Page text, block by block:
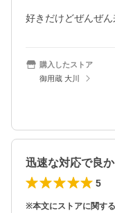
好きだけどぜんぜん
購入したストア
御用蔵 大川
5
※本文にストアに関す